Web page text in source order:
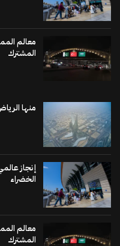
معالم
المشترك
منها
إنجاز
الخضراء
معالم
المشترك